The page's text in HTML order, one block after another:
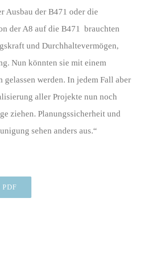
Ausbau der B471 oder die
der A8 auf die B471 brauchten
und Durchhaltevermögen,
Nun könnten sie mit einem
gelassen werden. In jedem Fall aber
aller Projekte nun noch
ziehen. Planungssicherheit und
sehen anders aus.“
PDF